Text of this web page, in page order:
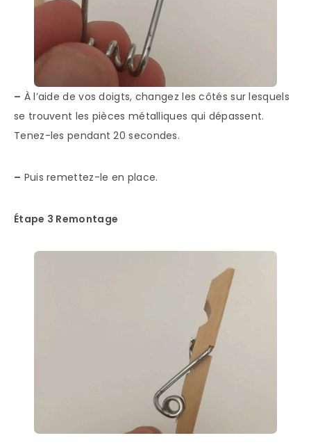
– À l’aide de vos doigts, changez les côtés sur lesquels
se trouvent les pièces métalliques qui dépassent.
Tenez-les pendant 20 secondes.
– Puis remettez-le en place.
Étape 3 Remontage